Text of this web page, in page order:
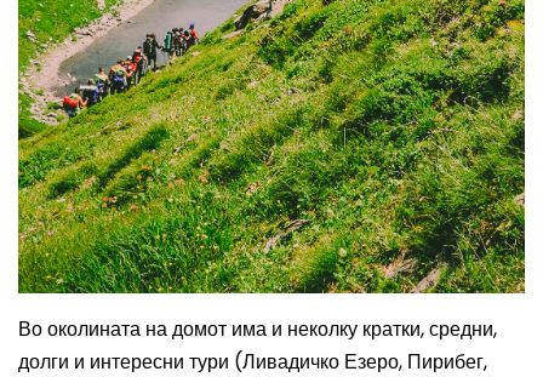
Во околината на домот има и неколку кратки, средни,
долги и интересни тури (Ливадичко Езеро, Пирибег,